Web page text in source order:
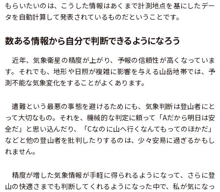
もらいたいのは、こうした情報はあくまで計測地点を基にしたデー
タを自動計算して発表されているものだということです。
数ある情報から自分で判断できるようになろう
近年、気象衛星の精度が上がり、予報の信頼性が高くなっていま
す。それでも、地形や日照が複雑に影響を与える山岳地帯では、予
測不能な気象変化をすることがよくあります。
遭難という最悪の事態を避けるためにも、気象判断は登山者にと
って大切なもの。それを、機械的な判定に頼って「Aだから明日は安
全だ」と思い込んだり、「Cなのに山へ行くなんてもってのほかだ」
などと他の登山者を批判したりするのは、少々安易に過ぎるかもし
れません。
精度が増した気象情報が手軽に得られるようになって、さらに登
山の快適さまでも判断してくれるようになった中で、私が気になっ